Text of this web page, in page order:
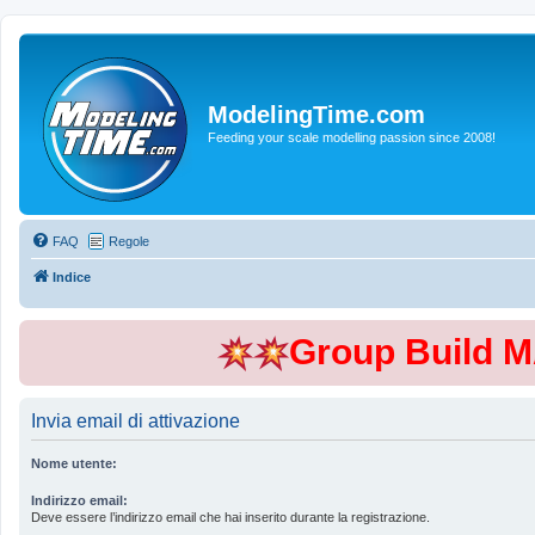
ModelingTime.com
Feeding your scale modelling passion since 2008!
FAQ Regole
Indice
Group Build
Invia email di attivazione
Nome utente:
Indirizzo email:
Deve essere l’indirizzo email che hai inserito durante la registrazione.